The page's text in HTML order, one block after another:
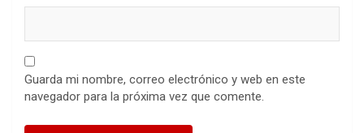
Guarda mi nombre, correo electrónico y web en este
navegador para la próxima vez que comente.